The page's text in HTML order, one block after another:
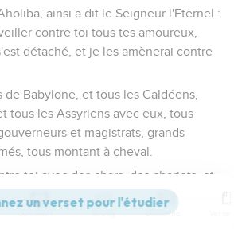
ainsi a dit le Seigneur l'Eternel :
contre toi tous tes amoureux,
détaché, et je les amènerai contre
de Babylone, et tous les Caldéens,
tous les Assyriens avec eux, tous
et magistrats, grands
tous montant à cheval.
toi avec des chars, des chariots, et
un grand amas de peuples ; et ils
de toutes parts, des écus, des
Commentaires Strong